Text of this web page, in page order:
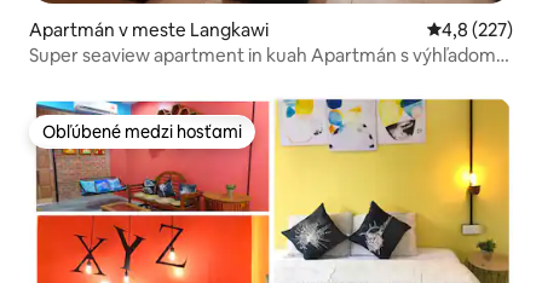
Apartmán v meste Langkawi Priemerné
4,8 (227)
Super seaview apartment in kuah Apartmán s výhľadom
Obľúbené medzi hosťami
Obľúbené medzi hosťami